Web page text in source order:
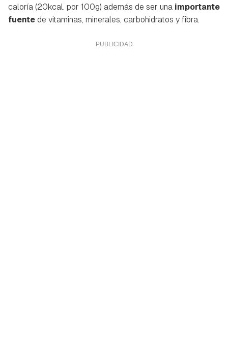
caloría (20kcal. por 100g) además de ser una importante
fuentede vitaminas, minerales, carbohidratos y fibra.